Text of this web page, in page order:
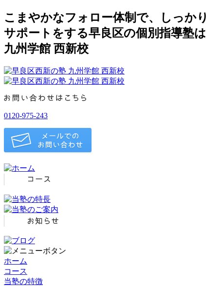
こまやかなフォロー体制で、しっかり
サポートをする早良区の個別指導塾は
九州学館 西新校
0120-975-243
ホーム
コース
当塾の特徴